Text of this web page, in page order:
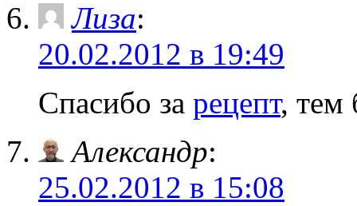
Лиза:
20.02.2012 в 19:49
Спасибо за рецепт, тем
Александр:
25.02.2012 в 15:08